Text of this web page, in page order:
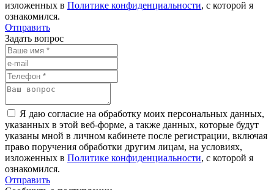
изложенных в Политике конфиденциальности, с которой я
ознакомился.
Отправить
Задать вопрос
Я даю согласие на обработку моих персональных данных,
указанных в этой веб-форме, а также данных, которые будут
указаны мной в личном кабинете после регистрации, включая
право поручения обработки другим лицам, на условиях,
изложенных в Политике конфиденциальности, с которой я
ознакомился.
Отправить